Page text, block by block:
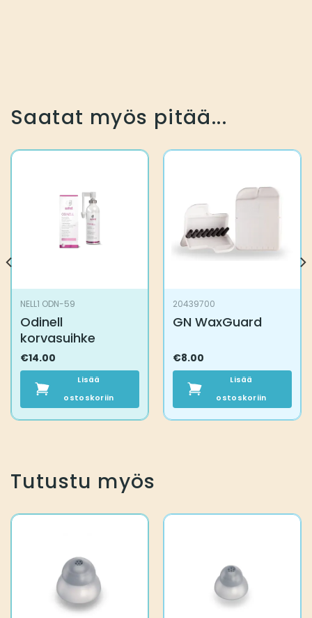
Saatat myös pitää...
NELL1 ODN-59
Odinell
korvasuihke
€14.00
Lisää
ostoskoriin
20439700
GN WaxGuard
€8.00
Lisää
ostoskoriin
Tutustu myös